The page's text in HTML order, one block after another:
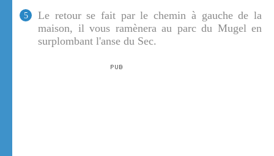
5
Le retour se fait par le chemin à gauche de la
maison, il vous ramènera au parc du Mugel en
surplombant l'anse du Sec.